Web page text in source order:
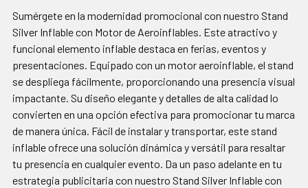
Sumérgete en la modernidad promocional con nuestro Stand
Silver Inflable con Motor de Aeroinflables. Este atractivo y
funcional elemento inflable destaca en ferias, eventos y
presentaciones. Equipado con un motor aeroinflable, el stand
se despliega fácilmente, proporcionando una presencia visual
impactante. Su diseño elegante y detalles de alta calidad lo
convierten en una opción efectiva para promocionar tu marca
de manera única. Fácil de instalar y transportar, este stand
inflable ofrece una solución dinámica y versátil para resaltar
tu presencia en cualquier evento. Da un paso adelante en tu
estrategia publicitaria con nuestro Stand Silver Inflable con